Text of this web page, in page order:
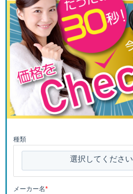
種類
選択してください
メーカー名*